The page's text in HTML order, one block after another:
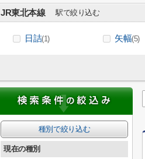
JR東北本線 駅で絞り込む
日詰(1) 矢幅(5)
種別で絞り込む
現在の種別